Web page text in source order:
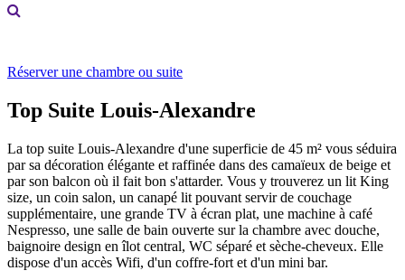
Réserver une chambre ou suite
Top Suite Louis-Alexandre
La top suite Louis-Alexandre d'une superficie de 45 m² vous séduira
par sa décoration élégante et raffinée dans des camaïeux de beige et
par son balcon où il fait bon s'attarder. Vous y trouverez un lit King
size, un coin salon, un canapé lit pouvant servir de couchage
supplémentaire, une grande TV à écran plat, une machine à café
Nespresso, une salle de bain ouverte sur la chambre avec douche,
baignoire design en îlot central, WC séparé et sèche-cheveux. Elle
dispose d'un accès Wifi, d'un coffre-fort et d'un mini bar.